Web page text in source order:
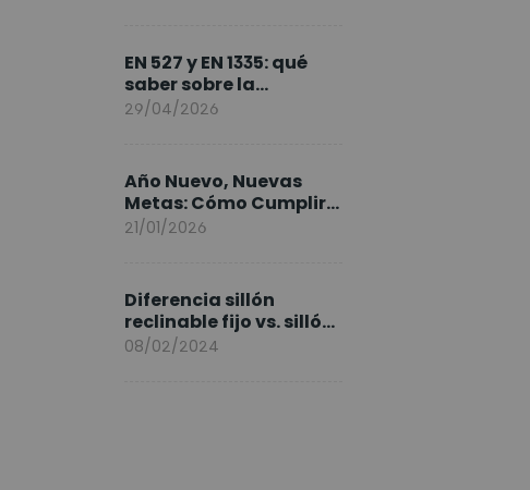
EN 527 y EN 1335: qué
saber sobre la
normativa de los
29/04/2026
Año Nuevo, Nuevas
Metas: Cómo Cumplir
tus Objetivos Fitness
21/01/2026
Diferencia sillón
reclinable fijo vs. sillón
elevable
08/02/2024